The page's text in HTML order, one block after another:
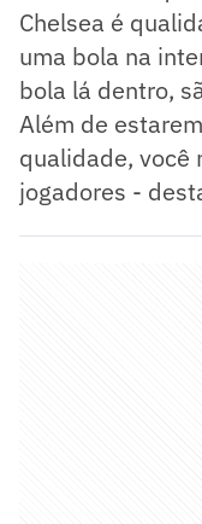
Chelsea é
uma bola na
bola lá dentro,
Além de
qualidade, você
jogadores -